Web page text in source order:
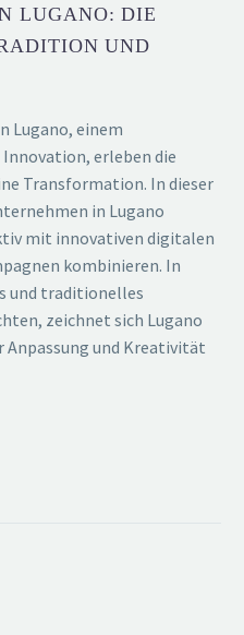
LUGANO: DIE
UND
Lugano, einem
erleben die
Transformation. In dieser
in Lugano
mit innovativen digitalen
kombinieren. In
und traditionelles
zeichnet sich Lugano
Anpassung und Kreativität